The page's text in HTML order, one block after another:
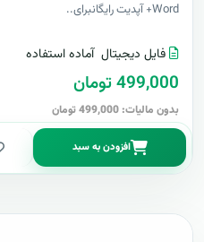
Word+ آپدیت رایگانبرای..
فایل دیجیتال آماده استفاده
499,000 تومان
بدون مالیات: 499,000 تومان
افزودن به سبد